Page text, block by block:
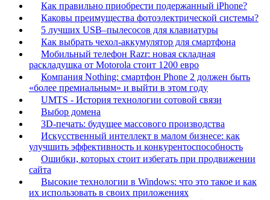
Как правильно приобрести подержанный iPhone?
Каковы преимущества фотоэлектрической системы?
5 лучших USB–пылесосов для клавиатуры
Как выбрать чехол-аккумулятор для смартфона
Мобильный телефон Razr: новая складная
раскладушка от Motorola стоит 1200 евро
Компания Nothing: смартфон Phone 2 должен быть
«более премиальным» и выйти в этом году
UMTS - История технологии сотовой связи
Выбор домена
3D-печать: будущее массового производства
Искусственный интеллект в малом бизнесе: как
улучшить эффективность и конкурентоспособность
Ошибки, которых стоит избегать при продвижении
сайта
Высокие технологии в Windows: что это такое и как
их использовать в своих приложениях